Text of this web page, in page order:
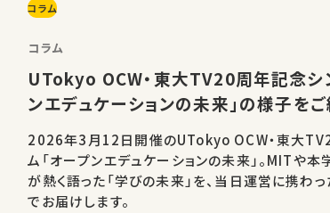
コラム
コラム
UTokyo OCW・東大TV20周年記念シ
ンエデュケーションの未来」の様子をご
2026年3月12日開催のUTokyo OCW・東大
ム「オープンエデュケーションの未来」。MITや
が熱く語った「学びの未来」を、当日運営に携わ
でお届けします。